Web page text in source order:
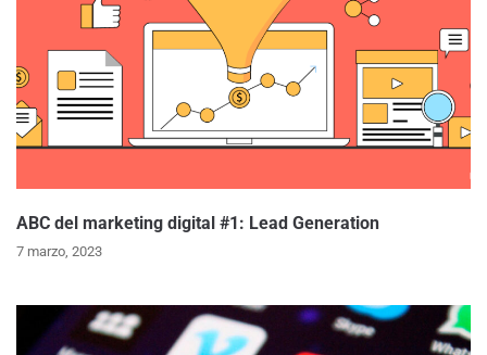
ABC del marketing digital #1: Lead Generation
7 marzo, 2023